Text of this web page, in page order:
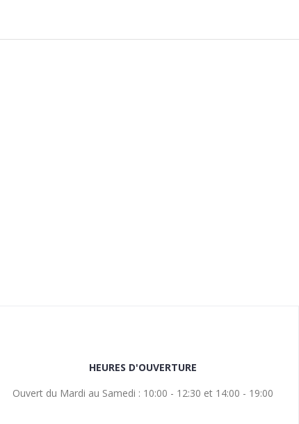
HEURES D'OUVERTURE
Ouvert du Mardi au Samedi : 10:00 - 12:30 et 14:00 - 19:00